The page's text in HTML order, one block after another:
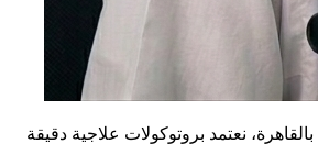
بالقاهرة، نعتمد بروتوكولات علاجية دقيقة